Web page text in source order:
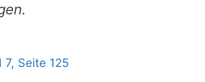
7, Seite 125